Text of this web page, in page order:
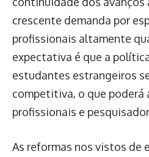
crescente demanda por
profissionais altamente
expectativa é que a
estudantes estrangeiros
competitiva, o que poderá
profissionais e
As reformas nos vistos de